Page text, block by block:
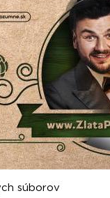
súborov